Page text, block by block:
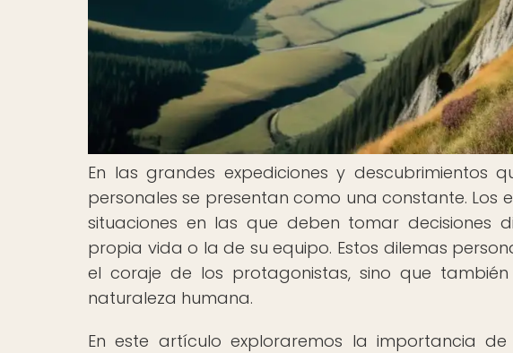
En las grandes expediciones y descubrimientos
personales se presentan como una constante. Los
situaciones en las que deben tomar decisiones
propia vida o la de su equipo. Estos dilemas
el coraje de los protagonistas, sino que
naturaleza humana.
En este artículo exploraremos la importancia